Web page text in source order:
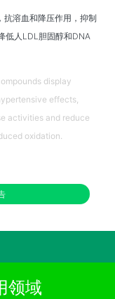
抗溶血和降压作用，抑制
低人LDL胆固醇和DNA
display
effects,
activities and reduce
oxidation.
领域